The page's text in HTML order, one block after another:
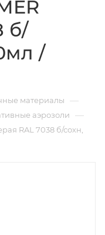
б/
/
материалы —
аэрозоли —
RAL 7038 б/сохн,